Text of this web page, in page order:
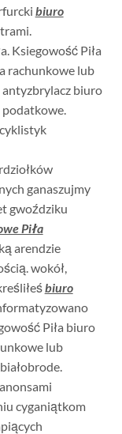
biuro
Ksiegowość Piła
rachunkowe lub
antyzbrylacz biuro
ganaszujmy
gwoździku
Piła
arendzie
wokół,
biuro
Piła biuro
lub
cyganiątkom